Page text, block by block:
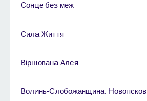
Сонце без меж
Сила Життя
Віршована Алея
Волинь-Слобожанщина. Новопсков